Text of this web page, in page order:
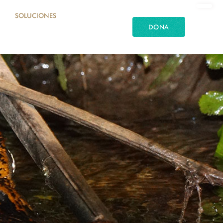
SOLUCIONES
DONA